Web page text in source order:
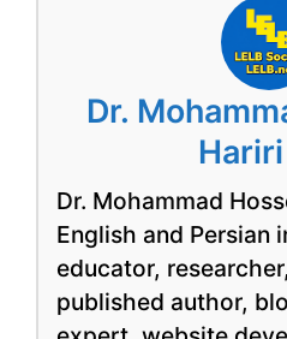
Dr.
Dr. Mohammad
English and Persian
educator,
published author,